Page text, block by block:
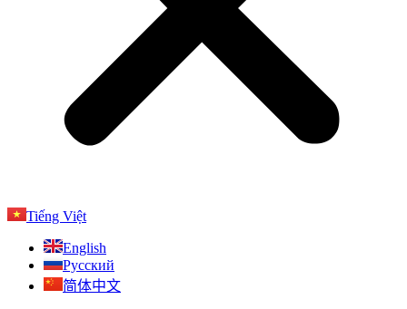
Tiếng Việt
English
Русский
简体中文